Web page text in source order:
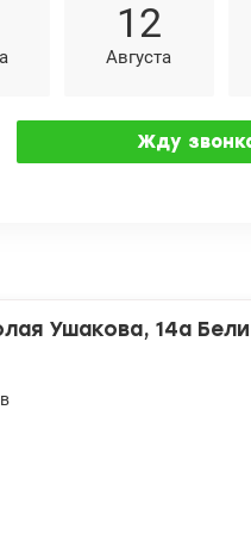
12
Августа
Ушакова, 14а